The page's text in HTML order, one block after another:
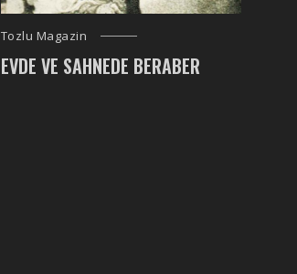
Tozlu Magazin
EVDE VE SAHNEDE BERABER